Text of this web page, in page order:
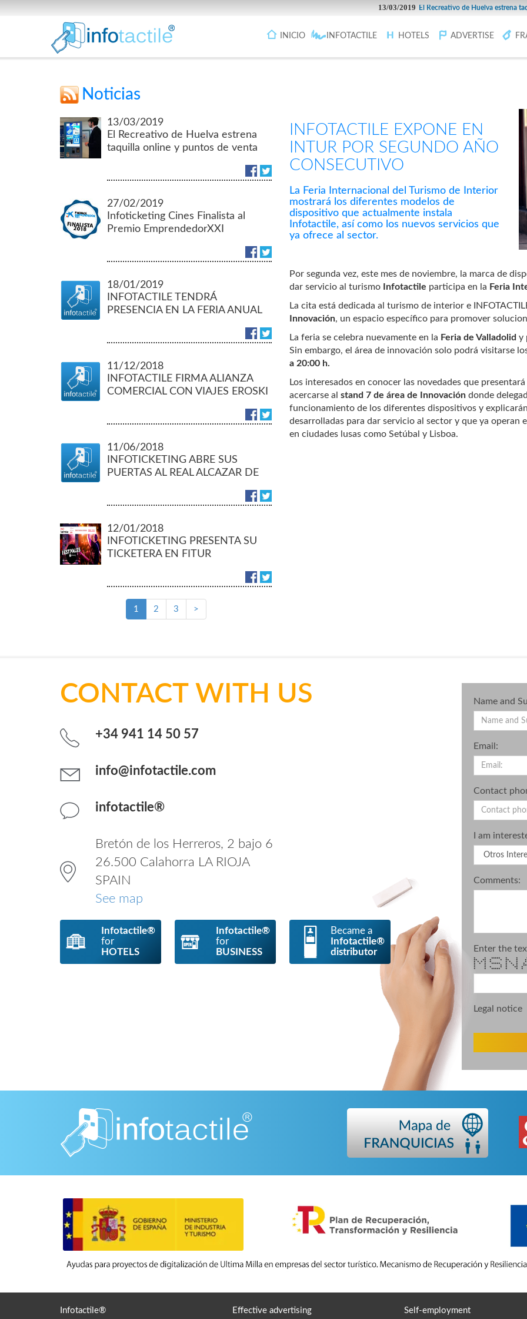
13/03/2019 El Recreativo de Huelva estrena taquilla
INICIO INFOTACTILE HOTELS ADVERTISE
Noticias
13/03/2019
El Recreativo de Huelva estrena
taquilla online y puntos de venta
27/02/2019
Infoticketing Cines Finalista al
Premio EmprendedorXXI
18/01/2019
INFOTACTILE TENDRÁ
PRESENCIA EN LA FERIA ANUAL
11/12/2018
INFOTACTILE FIRMA ALIANZA
COMERCIAL CON VIAJES EROSKI
11/06/2018
INFOTICKETING ABRE SUS
PUERTAS AL REAL ALCAZAR DE
12/01/2018
INFOTICKETING PRESENTA SU
TICKETERA EN FITUR
1 2 3 >
INFOTACTILE EXPONE EN
INTUR POR SEGUNDO AÑO
CONSECUTIVO
La Feria Internacional del Turismo de Interior
mostrará los diferentes modelos de
dispositivo que actualmente instala
Infotactile, así como los nuevos servicios que
ya ofrece al sector.
Por segunda vez, este mes de noviembre, la marca de
dar servicio al turismo Infotactile participa en la Feria
La cita está dedicada al turismo de interior e
Innovación, un espacio específico para promover
La feria se celebra nuevamente en la Feria de Valladolid y
Sin embargo, el área de innovación solo podrá visitarse
a 20:00 h.
Los interesados en conocer las novedades que
acercarse al stand 7 de área de Innovación donde
funcionamiento de los diferentes dispositivos y
desarrolladas para dar servicio al sector y que ya
en ciudades lusas como Setúbal y Lisboa.
CONTACT WITH US
+34 941 14 50 57
info@infotactile.com
infotactile®
Bretón de los Herreros, 2 bajo 6
26.500 Calahorra LA RIOJA
SPAIN
See map
Infotactile®
for
HOTELS
Infotactile®
for
BUSINESS
Became a
Infotactile®
distributor
Name and
Email:
Contact
I am
Comments:
Enter the
* * ***** * * *
** ** * * ** *
* * * * * * *
* * * ***** * *
* * * * * *
* * * * * **
* * ***** * * *
Legal notice
Infotactile® Effective advertising Self-employment